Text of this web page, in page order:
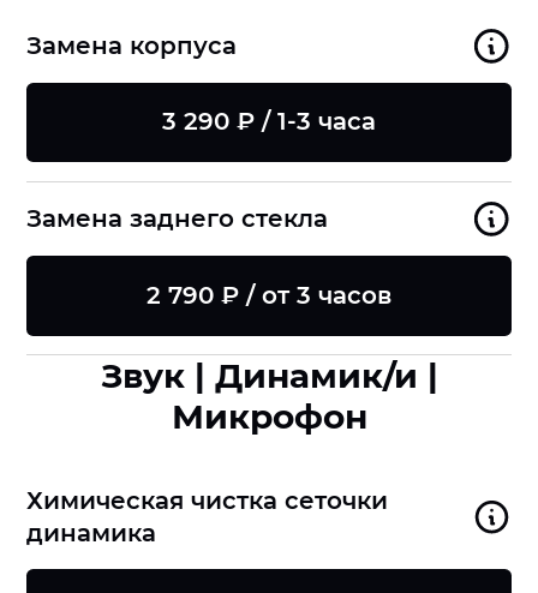
Замена корпуса
3 290 ₽ / 1-3 часа
Замена заднего стекла
2 790 ₽ / от 3 часов
Звук | Динамик/и |
Микрофон
Химическая чистка сеточки
динамика